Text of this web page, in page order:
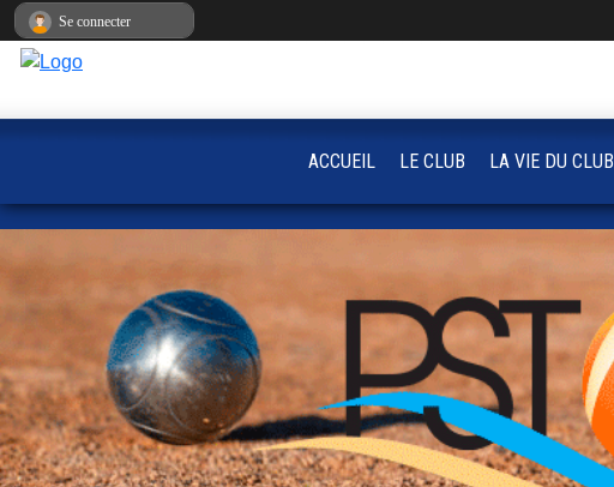
ACCUEIL LE CLUB LA VIE DU CLUB
Se connecter
Panneau de gestion des cookies